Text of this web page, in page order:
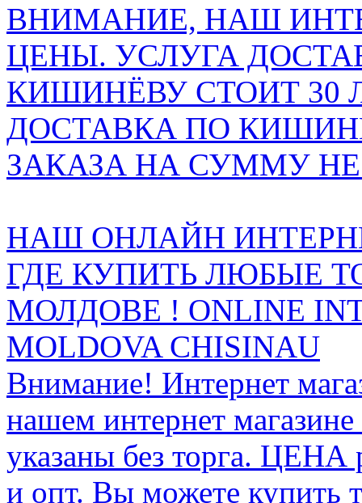
ВНИМАНИЕ, НАШ
ЦЕНЫ. УСЛУГА
КИШИНЁВУ СТОИТ 30
ДОСТАВКА ПО
ЗАКАЗА НА СУММУ НЕ
НАШ ОНЛАЙН
ГДЕ КУПИТЬ ЛЮБЫЕ
МОЛДОВЕ ! ONLINE
MOLDOVA CHISINAU
Внимание! Интернет
нашем интернет
указаны без торга.
и опт. Вы можете купить